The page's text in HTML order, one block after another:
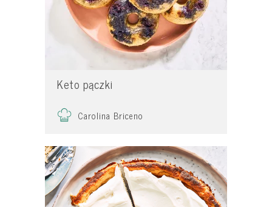
Keto pączki
Carolina Briceno